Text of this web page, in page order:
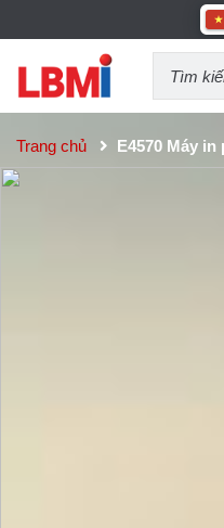
Trang chủ E4570 Máy